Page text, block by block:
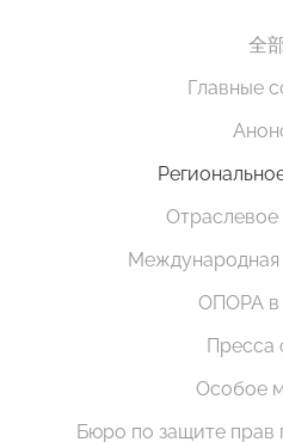
全
Главные
Отраслевое
Международная
ОПОРА в
Пресса
Особое
Бюро по защите прав